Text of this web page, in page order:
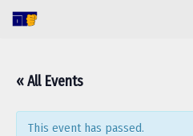
content
« All Events
This event has passed.